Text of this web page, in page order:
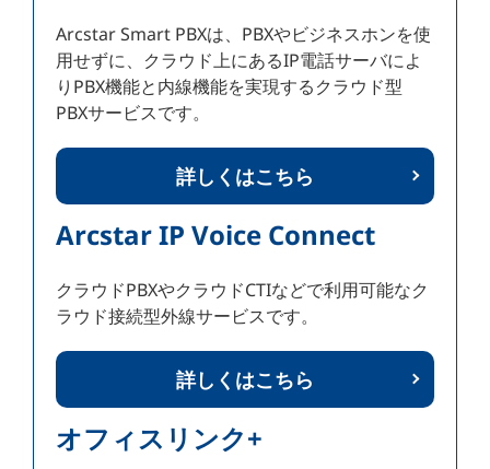
Arcstar Smart PBXは、PBXやビジネスホンを使
用せずに、クラウド上にあるIP電話サーバによ
りPBX機能と内線機能を実現するクラウド型
PBXサービスです。
詳しくはこちら
Arcstar IP Voice Connect
クラウドPBXやクラウドCTIなどで利用可能なク
ラウド接続型外線サービスです。
詳しくはこちら
オフィスリンク+